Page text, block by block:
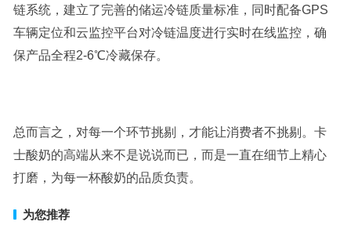
链系统，建立了完善的储运冷链质量标准，同时配备GPS
车辆定位和云监控平台对冷链温度进行实时在线监控，确
保产品全程2-6℃冷藏保存。
总而言之，对每一个环节挑剔，才能让消费者不挑剔。卡
士酸奶的高端从来不是说说而已，而是一直在细节上精心
打磨，为每一杯酸奶的品质负责。
为您推荐